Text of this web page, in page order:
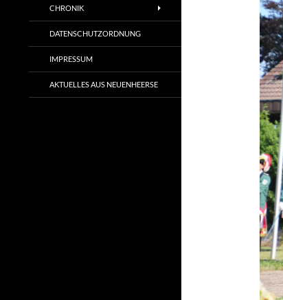
CHRONIK
DATENSCHUTZORDNUNG
IMPRESSUM
AKTUELLES AUS NEUENHEERSE